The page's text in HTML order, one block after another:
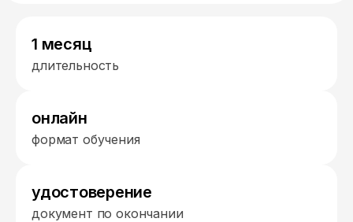
1 месяц
длительность
онлайн
формат обучения
удостоверение
документ по окончании